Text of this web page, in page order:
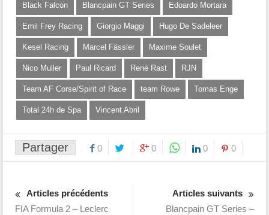
Black Falcon Blancpain GT Series Edoardo Mortara
Emil Frey Racing Giorgio Maggi Hugo De Sadeleer
Kesel Racing Marcel Fässler Maxime Soulet
Nico Muller Paul Ricard René Rast RJN
Team AF Corse/Spirit of Race team Rowe Tomas Enge
Total 24h de Spa Vincent Abril
Partager 0 0 0 0
Articles précédents
FIA Formula 2 – Leclerc
Articles suivants
Blancpain GT Series –